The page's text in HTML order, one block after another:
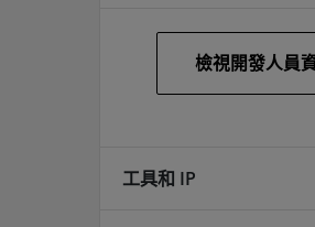
檢視開發人員
工具和 IP